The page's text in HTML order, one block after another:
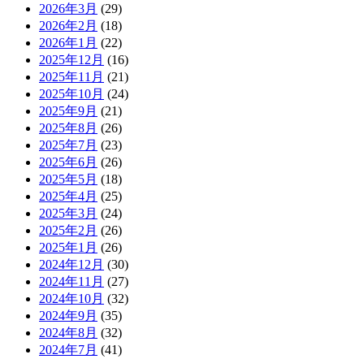
2026年3月 (29)
2026年2月 (18)
2026年1月 (22)
2025年12月 (16)
2025年11月 (21)
2025年10月 (24)
2025年9月 (21)
2025年8月 (26)
2025年7月 (23)
2025年6月 (26)
2025年5月 (18)
2025年4月 (25)
2025年3月 (24)
2025年2月 (26)
2025年1月 (26)
2024年12月 (30)
2024年11月 (27)
2024年10月 (32)
2024年9月 (35)
2024年8月 (32)
2024年7月 (41)